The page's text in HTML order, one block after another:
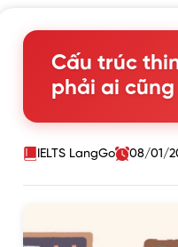
Cấu trúc
phải ai
IELTS LangGo 08/01/